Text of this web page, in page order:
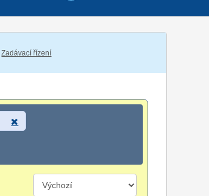
Zadávací řízení